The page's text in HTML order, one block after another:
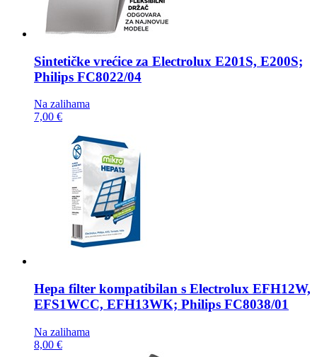
Sintetičke vrećice za Electrolux E201S, E200S;
Philips FC8022/04
Na zalihama
7,00 €
Hepa filter kompatibilan s Electrolux EFH12W,
EFS1WCC, EFH13WK; Philips FC8038/01
Na zalihama
8,00 €